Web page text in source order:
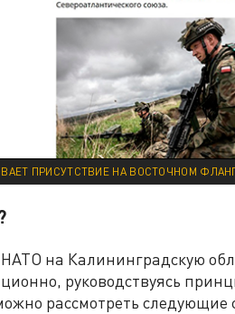
ПРИСУТСТВИЕ НА ВОСТОЧНОМ
на Калининградскую
руководствуясь
рассмотреть следующие